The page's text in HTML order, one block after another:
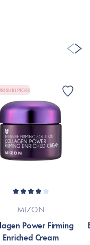
PICKS
MIZON
Power Firming
Enriched Cream